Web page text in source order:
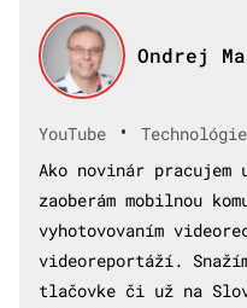
Ondrej
YouTube •
Technológie
Ako novinár pracujem
zaoberám mobilnou
vyhotovovaním
videoreportáží.
tlačovke či už na